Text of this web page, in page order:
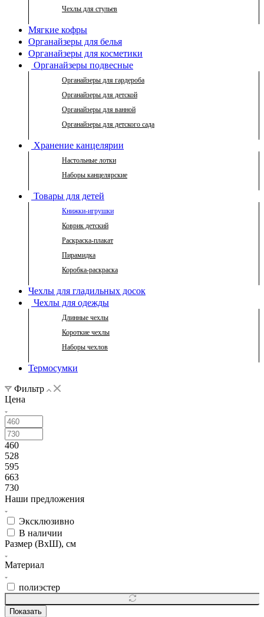
Чехлы для стульев
Мягкие кофры
Органайзеры для белья
Органайзеры для косметики
Органайзеры подвесные
Органайзеры для гардероба
Органайзеры для детской
Органайзеры для ванной
Органайзеры для детского сада
Хранение канцелярии
Настольные лотки
Наборы канцелярские
Товары для детей
Книжки-игрушки
Коврик детский
Раскраска-плакат
Пирамидка
Коробка-раскраска
Чехлы для гладильных досок
Чехлы для одежды
Длинные чехлы
Короткие чехлы
Наборы чехлов
Термосумки
Фильтр
Цена
460
528
595
663
730
Наши предложения
Эксклюзивно
В наличии
Размер (ВхШ), см
Материал
полиэстер
Показать